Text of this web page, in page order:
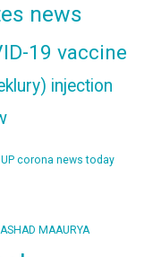
news
19 vaccine
injection
UP corona news today
MAAURYA